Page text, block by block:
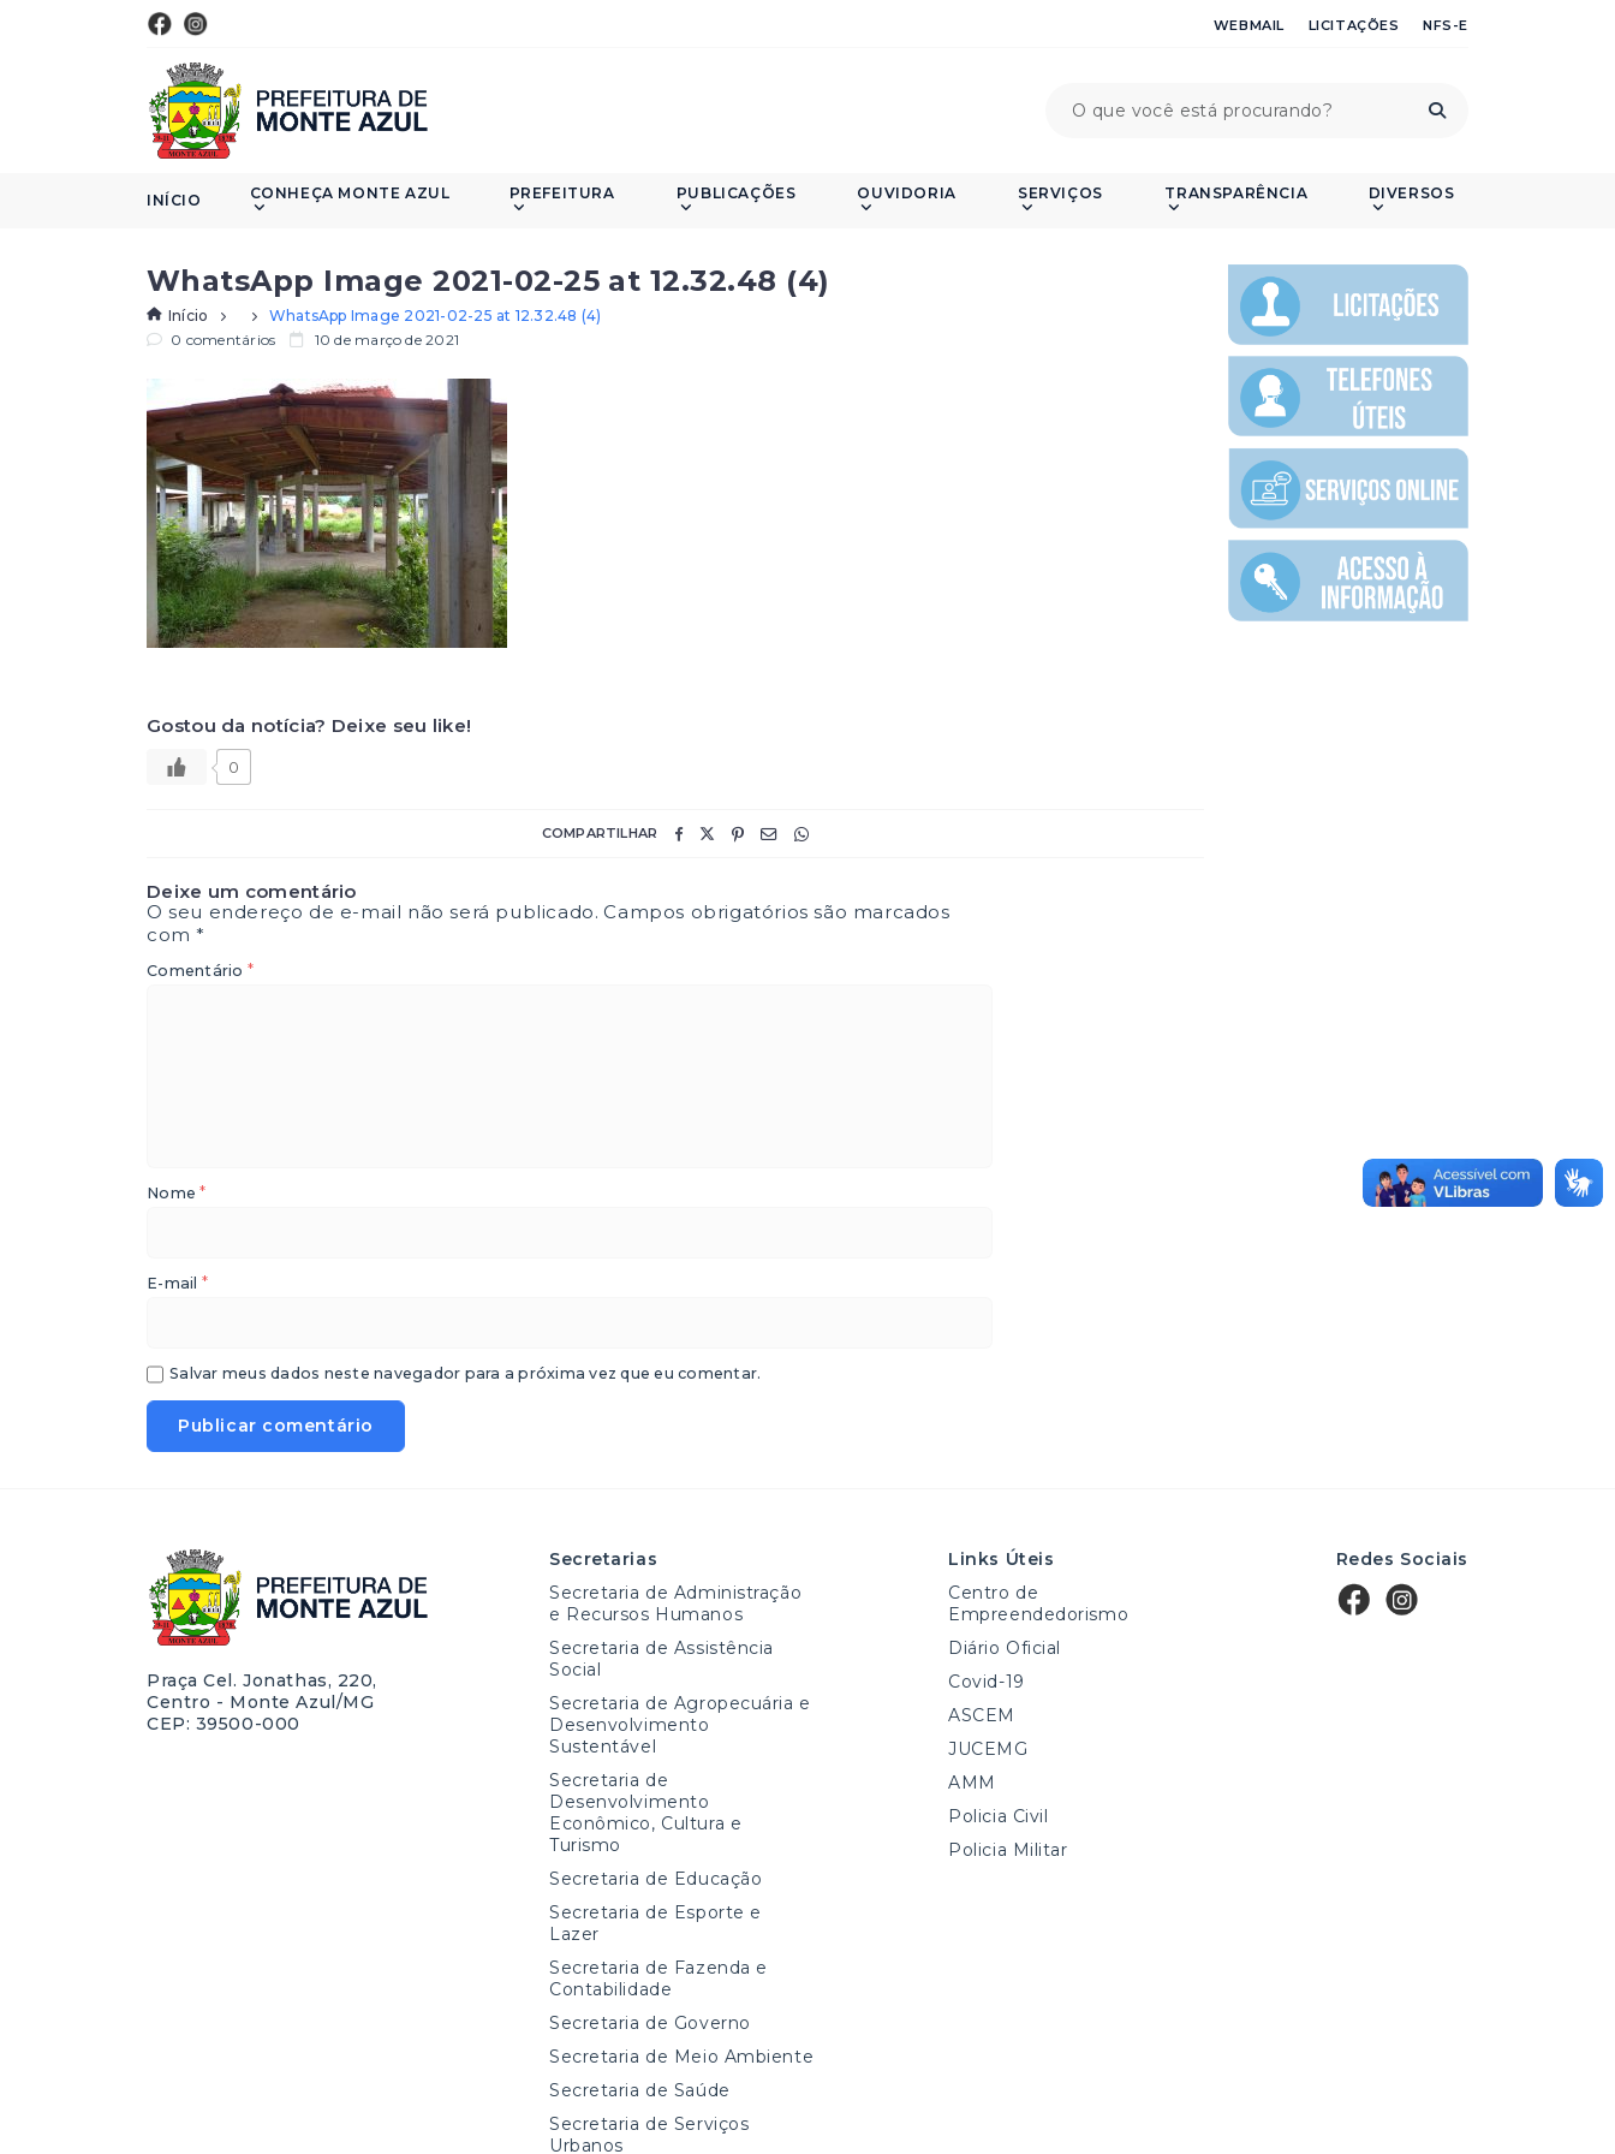
WEBMAIL LICITAÇÕES NFS-E
INÍCIO CONHEÇA MONTE AZUL PREFEITURA PUBLICAÇÕES OUVIDORIA SERVIÇOS TRANSPARÊNCIA DIVERSOS
WhatsApp Image 2021-02-25 at 12.32.48 (4)
Início
WhatsApp Image 2021-02-25 at 12.32.48 (4)
0 comentários
10 de março de 2021
Gostou da notícia? Deixe seu like!
0
COMPARTILHAR
Deixe um comentário
O seu endereço de e-mail não será publicado. Campos obrigatórios são marcados
com*
Comentário *
Nome*
E-mail *
Salvar meus dados neste navegador para a próxima vez que eu comentar.
Praça Cel. Jonathas, 220,
Centro - Monte Azul/MG
CEP: 39500-000
Secretarias
Secretaria de Administração
e Recursos Humanos
Secretaria de Assistência
Social
Secretaria de Agropecuária e
Desenvolvimento
Sustentável
Secretaria de
Desenvolvimento
Econômico, Cultura e
Turismo
Secretaria de Educação
Secretaria de Esporte e
Lazer
Secretaria de Fazenda e
Contabilidade
Secretaria de Governo
Secretaria de Meio Ambiente
Secretaria de Saúde
Secretaria de Serviços
Urbanos
Links Úteis
Centro de
Empreendedorismo
Diário Oficial
Covid-19
ASCEM
JUCEMG
AMM
Policia Civil
Policia Militar
Redes Sociais